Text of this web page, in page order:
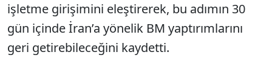
işletme girişimini eleştirerek, bu adımın 30
gün içindeİran’a yönelik BM yaptırımlarını
geri getirebileceğini kaydetti.